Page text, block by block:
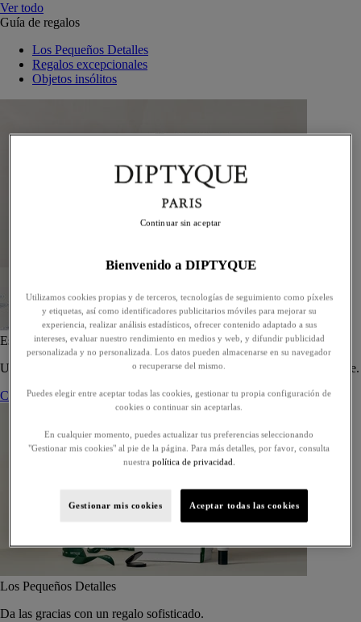
Ver todo
Guía de regalos
Los Pequeños Detalles
Regalos excepcionales
Objetos insólitos
Estuche de 5 eaux de toilette - Para componer
Un estuche a medida de cinco eaux de toilette, para regalar o regalarse.
Componer su estuche
Los Pequeños Detalles
Da las gracias con un regalo sofisticado.
Bienvenido a DIPTYQUE
Utilizamos cookies propias y de terceros, tecnologías de seguimiento como píxeles
y etiquetas, así como identificadores publicitarios móviles para mejorar su
experiencia, realizar análisis estadísticos, ofrecer contenido adaptado a sus
intereses, evaluar nuestro rendimiento en medios y web, y difundir publicidad
personalizada y no personalizada. Los datos pueden almacenarse en su navegador
o recuperarse del mismo.
Puedes elegir entre aceptar todas las cookies, gestionar tu propia configuración de
cookies o continuar sin aceptarlas.
En cualquier momento, puedes actualizar tus preferencias seleccionando
"Gestionar mis cookies" al pie de la página. Para más detalles, por favor, consulta
nuestra política de privacidad.
Gestionar mis cookies Aceptar todas las cookies
Continuar sin aceptar